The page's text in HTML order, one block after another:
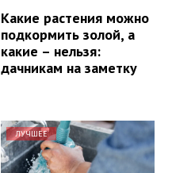
Какие растения можно
подкормить золой, а
какие – нельзя:
дачникам на заметку
ЛУЧШЕЕ